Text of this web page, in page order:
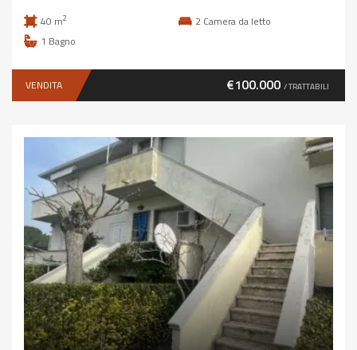
40 m2 2 Camera da letto
1 Bagno
VENDITA €100.000 / TRATTABILI